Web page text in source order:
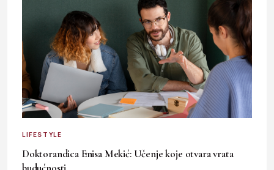
LIFESTYLE
Doktorandica Enisa Mekić: Učenje koje otvara vrata